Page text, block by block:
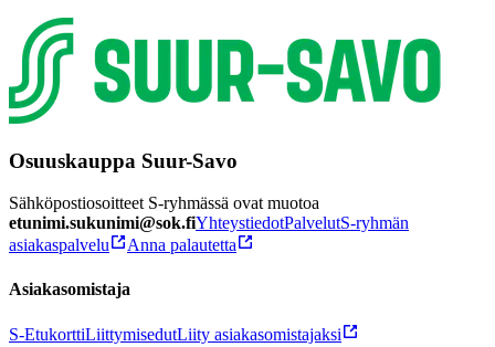
Osuuskauppa Suur-Savo
Sähköpostiosoitteet S-ryhmässä ovat muotoa
etunimi.sukunimi@sok.fiYhteystiedotPalvelutS-ryhmän
asiakaspalvelu
Anna palautetta
Asiakasomistaja
S-EtukorttiLiittymisedutLiity asiakasomistajaksi